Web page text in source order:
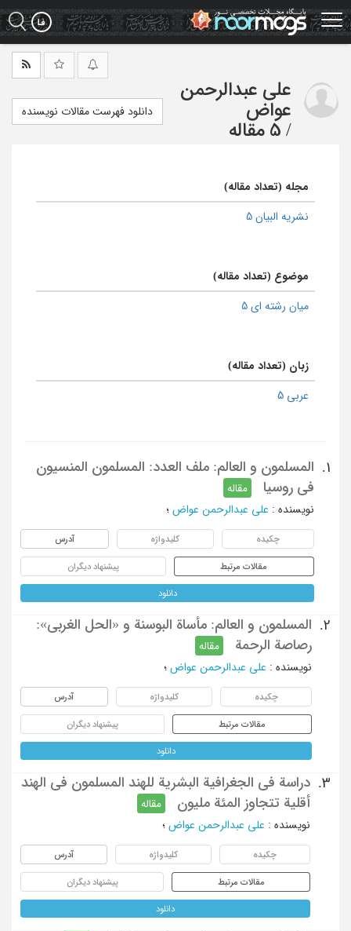
Skip
to
main
علی عبدالرحمن
عواض
/ 5 مقاله
دانلود فهرست مقالات نویسنده
مجله (تعداد مقاله)
نشریه البیان 5
موضوع (تعداد مقاله)
میان رشته ای 5
زبان (تعداد مقاله)
عربی 5
1.
المسلمون و العالم: ملف العدد: المسلمون المنسیون
فی روسیا
مقاله
نویسنده : علی عبدالرحمن عواض ؛
چکیده کلیدواژه آدرس
مقالات مرتبط پیشنهاد دیگران
دانلود
2.
المسلمون و العالم: مأساة البوسنة و «الحل الغربی»:
رصاصة الرحمة
مقاله
نویسنده : علی عبدالرحمن عواض ؛
چکیده کلیدواژه آدرس
مقالات مرتبط پیشنهاد دیگران
دانلود
3.
دراسة فی الجغرافیة البشریة للهند المسلمون فی الهند
أقلیة تتجاوز المئة ملیون
مقاله
نویسنده : علی عبدالرحمن عواض ؛
چکیده کلیدواژه آدرس
مقالات مرتبط پیشنهاد دیگران
دانلود